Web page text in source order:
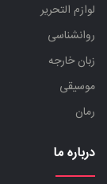
لوازم التحریر
روانشناسی
زبان خارجه
موسیقی
رمان
درباره ما